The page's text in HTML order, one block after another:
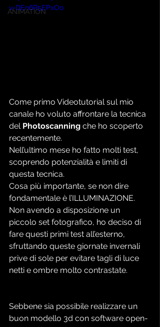
ANIMATION
v=DEn6R5EPxOo
Come primo Videotutorial sul mio
canale ho voluto affrontare la tecnica
del Photoscanning che ho scoperto
recentemente.
Nell’ultimo mese ho fatto molti test,
scoprendo potenzialità e limiti di
questa tecnica.
Cosa più importante, se non dire
fondamentale è l’ILLUMINAZIONE.
Non avendo a disposizione un
piccolo set fotografico, ho deciso di
fare questi primi test all’esterno,
sfruttando queste giornate invernali
prive di sole per evitare tagli di luce
netti e ombre molto contrastate.
Sebbene sia possibile realizzare un
buon modello 3d con software open-